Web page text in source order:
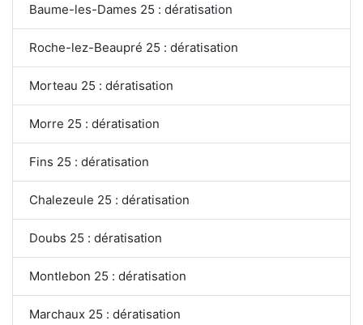
Baume-les-Dames 25 : dératisation
Roche-lez-Beaupré 25 : dératisation
Morteau 25 : dératisation
Morre 25 : dératisation
Fins 25 : dératisation
Chalezeule 25 : dératisation
Doubs 25 : dératisation
Montlebon 25 : dératisation
Marchaux 25 : dératisation